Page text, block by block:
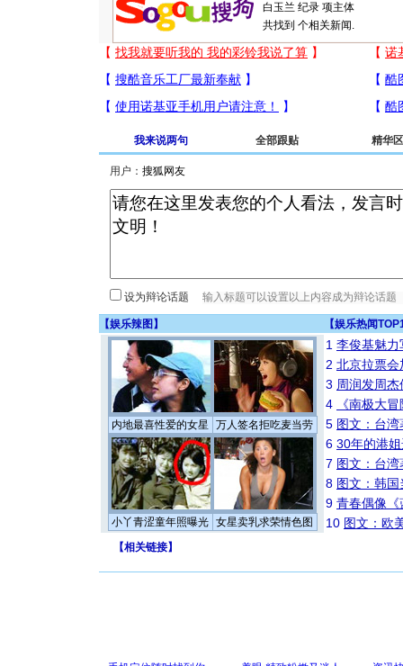
共找到 个相关新闻.
我来说两句 全部跟贴 精华区
用户：
设为辩论话题
【娱乐辣图 】 【娱乐热闻
内地最喜性爱的女星 万人签名拒吃麦当劳
小丫青涩童年照曝光 女星卖乳求荣情色图
1 李俊基魅力
2 北京拉票
3 周润发周
4
《南极大
5 图文：台
6 30年的港
7 图文：台
8 图文：韩
9 青春偶像《
10 图文：欧
【相关链接】